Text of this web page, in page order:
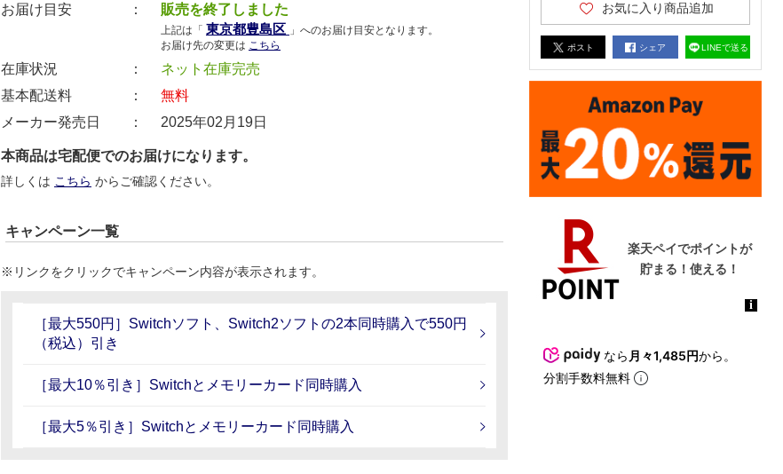
お届け目安 ：
販売を終了しました
上記は「 東京都豊島区 」へのお届け目安となります。
お届け先の変更は こちら
在庫状況 ：
ネット在庫完売
基本配送料 ：
無料
メーカー発売日 ：
2025年02月19日
本商品は宅配便でのお届けになります。
詳しくは こちら からご確認ください。
キャンペーン一覧
※リンクをクリックでキャンペーン内容が表示されます。
［最大550円］Switchソフト、Switch2ソフトの2本同時購入で550円
（税込）引き
［最大10％引き］Switchとメモリーカード同時購入
［最大5％引き］Switchとメモリーカード同時購入
お気に入り商品追加
ポスト シェア LINEで送る
なら 月々1,485円から。
分割手数料無料